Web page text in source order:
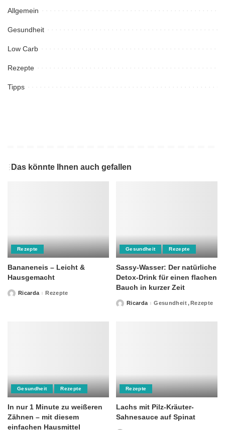
Allgemein
Gesundheit
Low Carb
Rezepte
Tipps
Das könnte Ihnen auch gefallen
Rezepte
Bananeneis – Leicht &
Hausgemacht
PostedRicarda Rezepte
Gesundheit Rezepte
Sassy-Wasser: Der natürliche
Detox-Drink für einen flachen
Bauch in kurzer Zeit
PostedRicarda Gesundheit Rezepte
Gesundheit Rezepte
In nur 1 Minute zu weißeren
Zähnen – mit diesem
einfachen Hausmittel
Rezepte
Lachs mit Pilz-Kräuter-
Sahnesauce auf Spinat